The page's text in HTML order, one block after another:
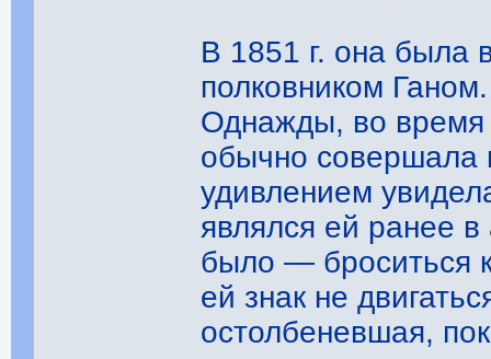
В 1851 г. она была
полковником Ганом.
Однажды, во время
обычно совершала
удивлением
являлся ей ранее
было — броситься
ей знак не
остолбеневшая,